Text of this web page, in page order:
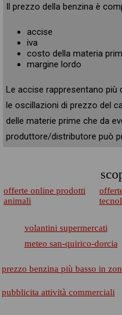
Il prezzo della benzina è
accise
iva
costo della materia
margine lordo
Le accise rappresentano più
le oscillazioni di prezzo del
delle materie prime che da
produttore/distributore può
offerte online prodotti
animali
volantini supermercati
meteo san-quirico-dorcia
prezzo benzina più basso in
pubblicita attività commerciali